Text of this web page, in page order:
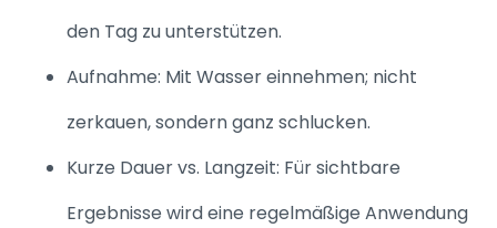
den Tag zu unterstützen.
Aufnahme: Mit Wasser einnehmen; nicht
zerkauen, sondern ganz schlucken.
Kurze Dauer vs. Langzeit: Für sichtbare
Ergebnisse wird eine regelmäßige Anwendung